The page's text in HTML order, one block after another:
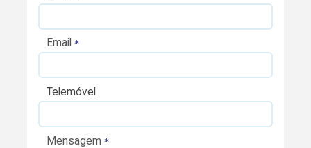
Email
Telemóvel
Mensagem